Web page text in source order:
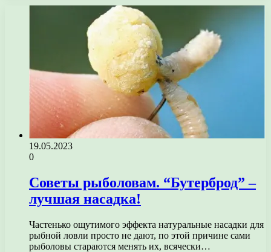
19.05.2023
0
Советы рыболовам. “Бутерброд” –
лучшая насадка!
Частенько ощутимого эффекта натуральные насадки для
рыбной ловли просто не дают, по этой причине сами
рыболовы стараются менять их, всячески…